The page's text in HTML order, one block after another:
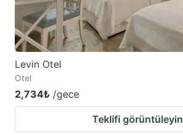
Levin Otel
Otel
2,734₺ /gece
Teklifi görüntüleyin